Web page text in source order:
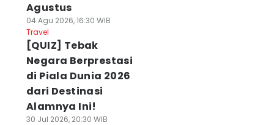
Agustus
04 Agu 2026, 16:30 WIB
Travel
[QUIZ] Tebak
Negara Berprestasi
di Piala Dunia 2026
dari Destinasi
Alamnya Ini!
30 Jul 2026, 20:30 WIB